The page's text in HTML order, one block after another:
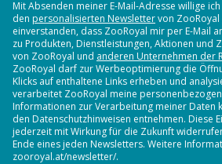
Mit Absenden meiner E-Mail-Adresse willige
den personalisierten Newslettervon
einverstanden, dass ZooRoyal mir per E-Mail
zu Produkten, Dienstleistungen, Aktionen und
von ZooRoyal und anderen Unternehmen der
ZooRoyal darf zur Werbeoptimierung die
Klicks auf enthaltene Links erheben und
verarbeitet ZooRoyal meine
Informationen zur Verarbeitung meiner Daten
den Datenschutzhinweisen entnehmen. Diese
jederzeit mit Wirkung für die Zukunft
Ende eines jeden Newsletters. Weitere
zooroyal.at/newsletter/.